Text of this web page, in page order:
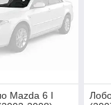
Mazda 6 I